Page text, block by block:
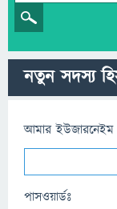
নতুন সদস্য
আমার ইউজারনেইম
পাসওয়ার্ডঃ